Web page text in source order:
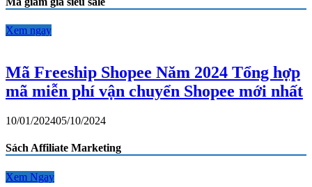
đầu
gì?
Xem ngay
Mã Freeship Shopee Năm 2024 Tổng hợp
mã miễn phí vận chuyển Shopee mới nhất
10/01/202405/10/2024
Sách Affiliate Marketing
Xem Ngay